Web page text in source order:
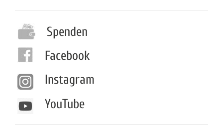
Spenden
Facebook
Instagram
YouTube